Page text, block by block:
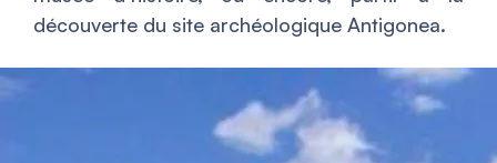
découverte du site archéologique Antigonea.